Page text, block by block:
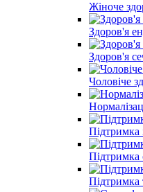
Жіноче
Здоров'я
Здоров'я
Чоловіче
Підтримка
Підтримка
Підтримка